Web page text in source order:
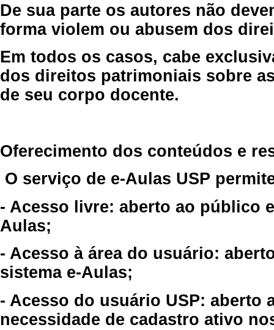
De sua parte os autores não
forma violem ou abusem dos
Em todos os casos, cabe
dos direitos patrimoniais sobre
de seu corpo docente.
Oferecimento dos conteúdos e
O serviço de e-Aulas USP
- Acesso livre: aberto ao público
Aulas;
- Acesso à área do usuário:
sistema e-Aulas;
- Acesso do usuário USP: aberto
necessidade de cadastro ativo